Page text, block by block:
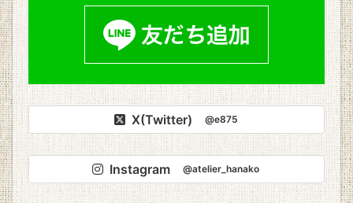
X(Twitter) @e875
Instagram @atelier_hanako